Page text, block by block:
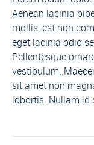
Aenean lacinia
mollis, est non
eget lacinia odio
Pellentesque
vestibulum.
sit amet non
lobortis. Nullam id